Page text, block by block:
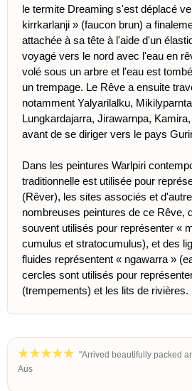
le termite Dreaming s'est déplacé
kirrkarlanji » (faucon brun) a
attachée à sa tête à l'aide d'un
voyagé vers le nord avec l'eau en
volé sous un arbre et l'eau est
un trempage. Le Rêve a ensuite
notamment Yalyarilalku,
Lungkardajarra, Jirawarnpa,
avant de se diriger vers le pays
Dans les peintures Warlpiri
traditionnelle est utilisée pour
(Rêver), les sites associés et
nombreuses peintures de ce Rêve,
souvent utilisés pour représenter «
cumulus et stratocumulus), et des
fluides représentent « ngawarra »
cercles sont utilisés pour
(trempements) et les lits de rivières.
"Arrived beautifully packed
Aus